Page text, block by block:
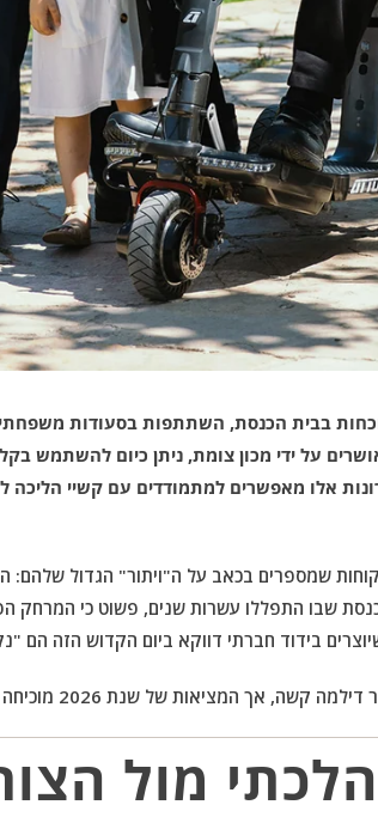
בבית הכנסת, השתתפות בסעודות
על ידי מכון צומת, ניתן כיום להשתמש
אלו מאפשרים למתמודדים עם קשיי
שמספרים בכאב על ה"ויתור" הגדול
שבו התפללו עשרות שנים, פשוט כי המרחק
בידוד חברתי דווקא ביום הקדוש הזה הם
מוכיחה שהטכנולוגיה וההלכה יכולות לצעוד יד ביד.
מול